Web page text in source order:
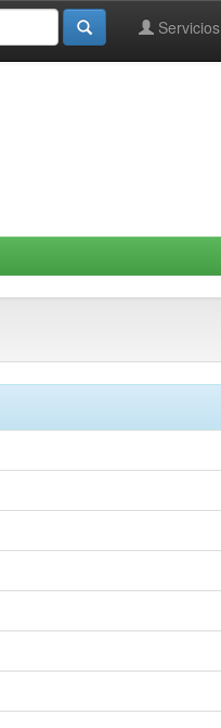
Servicios